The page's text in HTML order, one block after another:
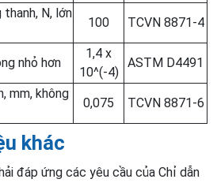
N, lớn
100 TCVN 8871-4
nhỏ hơn
1,4 x
10^(-4)
ASTM D4491
mm, không
0,075 TCVN 8871-6
khác
đáp ứng các yêu cầu của Chỉ dẫn